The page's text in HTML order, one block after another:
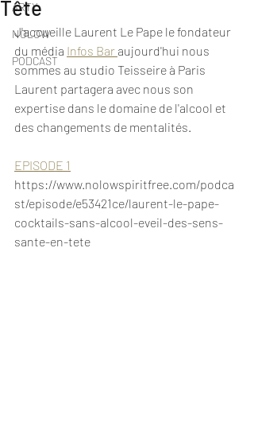
ARTY
NOLOW
PODCAST
Tête
J'accueille Laurent Le Pape le fondateur
du média Infos Bar aujourd'hui nous
sommes au studio Teisseire à Paris
Laurent partagera avec nous son
expertise dans le domaine de l'alcool et
des changements de mentalités.
EPISODE 1
https://www.nolowspiritfree.com/podca
st/episode/e53421ce/laurent-le-pape-
cocktails-sans-alcool-eveil-des-sens-
sante-en-tete